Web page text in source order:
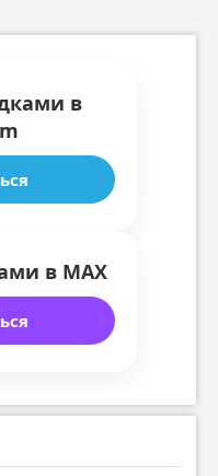
в
в MAX